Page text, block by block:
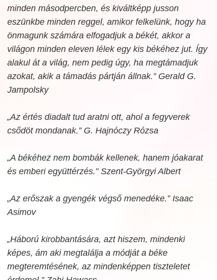
minden másodpercben, és kiváltképp jusson
eszünkbe minden reggel, amikor felkelünk, hogy ha
önmagunk számára elfogadjuk a békét, akkor a
világon minden eleven lélek egy kis békéhez jut. Így
alakul át a világ, nem pedig úgy, ha megtámadjuk
azokat, akik a támadás pártján állnak.” Gerald G.
Jampolsky
„Az értés diadalt tud aratni ott, ahol a fegyverek
csődöt mondanak.” G. Hajnóczy Rózsa
„A békéhez nem bombák kellenek, hanem jóakarat
és emberi együttérzés.” Szent-Györgyi Albert
„Az erőszak a gyengék végső menedéke.” Isaac
Asimov
„Háború kirobbantására, azt hiszem, mindenki
képes, ám aki megtalálja a módját a béke
megteremtésének, az mindenképpen tiszteletet